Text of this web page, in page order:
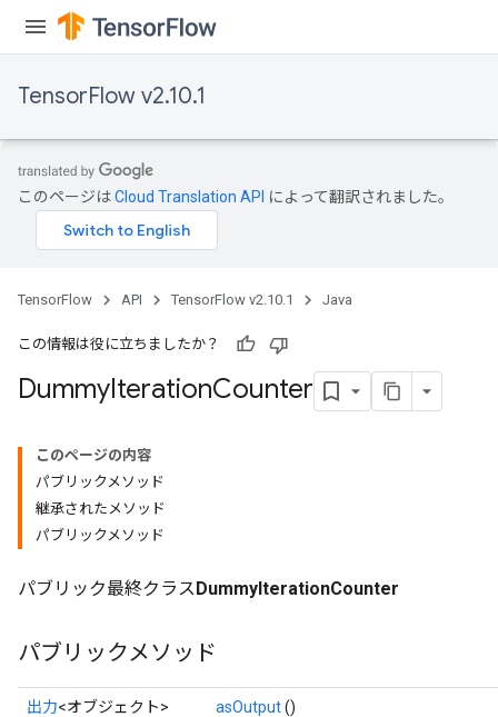
TensorFlow v2.10.1
このページはCloud Translation API によって翻訳されました。
TensorFlow API TensorFlow v2.10.1 Java
この情報は役に立ちましたか？
DummyIterationCounter
このページの内容
パブリックメソッド
継承されたメソッド
パブリックメソッド
パブリック最終クラスDummyIterationCounter
パブリックメソッド
出力<オブジェクト> asOutput()